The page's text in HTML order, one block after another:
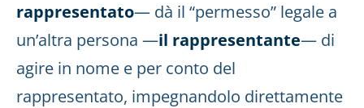
rappresentato— dà il “permesso” legale a
un’altra persona —il rappresentante— di
agire in nome e per conto del
rappresentato, impegnandolo direttamente